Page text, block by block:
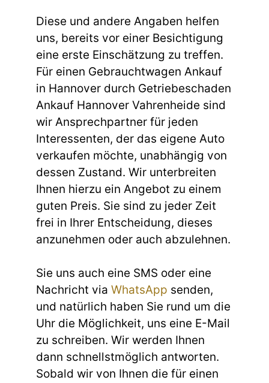
Diese und andere Angaben helfen
uns, bereits vor einer Besichtigung
eine erste Einschätzung zu treffen.
Für einen Gebrauchtwagen Ankauf
in Hannover durch Getriebeschaden
Ankauf Hannover Vahrenheide sind
wir Ansprechpartner für jeden
Interessenten, der das eigene Auto
verkaufen möchte, unabhängig von
dessen Zustand. Wir unterbreiten
Ihnen hierzu ein Angebot zu einem
guten Preis. Sie sind zu jeder Zeit
frei in Ihrer Entscheidung, dieses
anzunehmen oder auch abzulehnen.
Sie uns auch eine SMS oder eine
Nachricht via WhatsApp senden,
und natürlich haben Sie rund um die
Uhr die Möglichkeit, uns eine E-Mail
zu schreiben. Wir werden Ihnen
dann schnellstmöglich antworten.
Sobald wir von Ihnen die für einen